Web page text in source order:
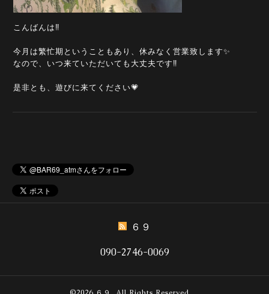
こんばんは‼️
今月は繁忙期ということもあり、休みなく営業致します✨
なので、いつ来ていただいても大丈夫です‼️
是非とも、遊びに来てください💗
６９
090-2746-0069